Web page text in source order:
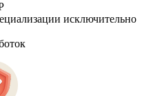
исключительно